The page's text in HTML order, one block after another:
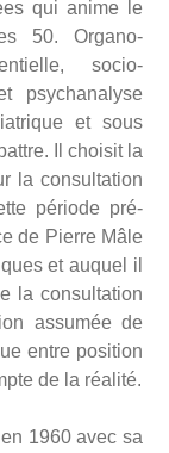
qui anime le
50. Organo-
socio-
psychanalyse
et sous
Il choisit la
la consultation
période pré-
de Pierre Mâle
et auquel il
la consultation
assumée de
entre position
de la réalité.
1960 avec sa